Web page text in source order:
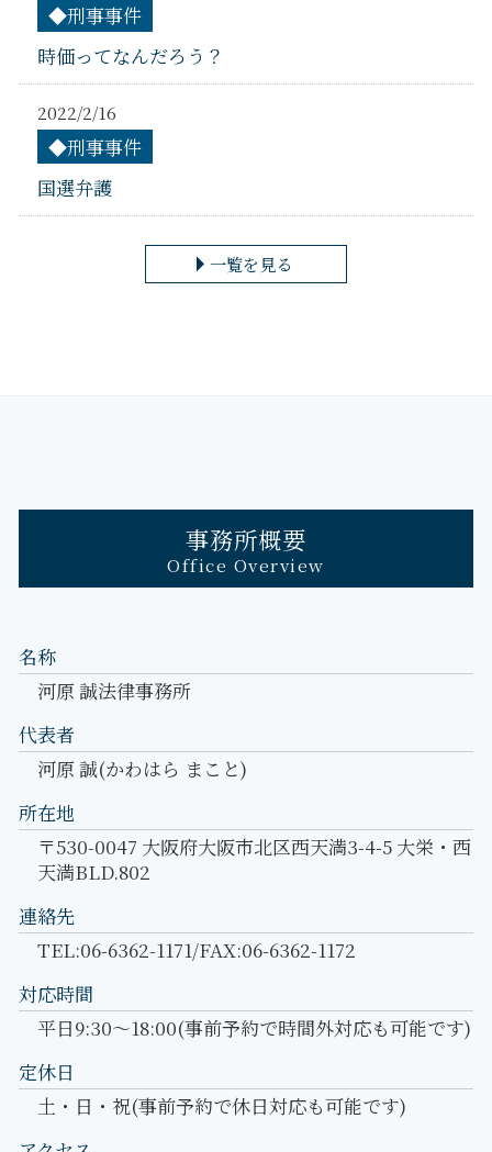
◆刑事事件
時価ってなんだろう？
2022/2/16
◆刑事事件
国選弁護
一覧を見る
事務所概要
Office Overview
名称
河原 誠法律事務所
代表者
河原 誠(かわはら まこと)
所在地
〒530-0047 大阪府大阪市北区西天満3-4-5 大栄・西
天満BLD.802
連絡先
TEL:06-6362-1171/FAX:06-6362-1172
対応時間
平日9:30～18:00(事前予約で時間外対応も可能です)
定休日
土・日・祝(事前予約で休日対応も可能です)